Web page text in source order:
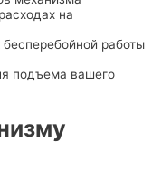
на
работы
подъема вашего